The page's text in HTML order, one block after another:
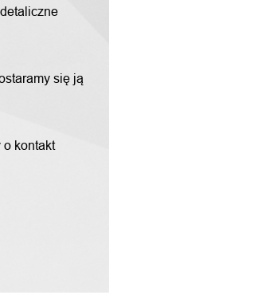
się ją
kontakt